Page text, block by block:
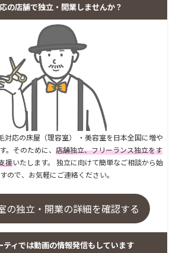
の店舗で独立・開業しませんか？
対応の床屋（理容室） ・美容室を日本全国に増や
。そのために、 店舗独立、フリーランス独立をす
援いたします。 独立に向けて簡単なご相談から始
ので、お気軽にご連絡ください。
の独立・開業の詳細を確認する
ティでは動画の情報発信もしています